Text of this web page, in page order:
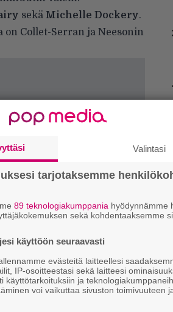
sekä Michelle Dockery.
on Collet-Serran ja Neesonin
Valintasi
tarjotaksemme
89 teknologiakumppania hyödynnämme
sekä kohdentaaksemme
käyttöön seuraavasti
evästeitä laitteellesi
IP-osoitteestasi sekä laitteesi
käyttötarkoituksiin ja
voi vaikuttaa sivuston toimivuuteen